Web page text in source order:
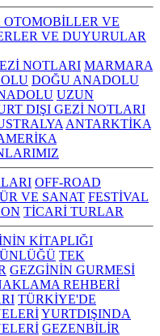
VE
VE DUYURULAR
NOTLARI MARMARA
DOĞU ANADOLU
UZUN
DIŞI GEZİ NOTLARI
ANTARKTİKA
OFF-ROAD
VE SANAT FESTİVAL
TİCARİ TURLAR
KİTAPLIĞI
TEK
GEZGİNİN GURMESİ
REHBERİ
TÜRKİYE'DE
YURTDIŞINDA
GEZENBİLİR